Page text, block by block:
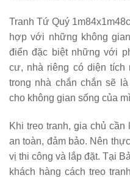
Tranh Tứ Quý
hợp với những không
điển đặc biệt những với
cư, nhà riêng có diện tích
trong nhà chắn chắn sẽ
cho không gian sống của
Khi treo tranh, gia chủ
an toàn, đảm bảo. Nên
vị thi công và lắp đặt. Tại
khách hàng cách treo